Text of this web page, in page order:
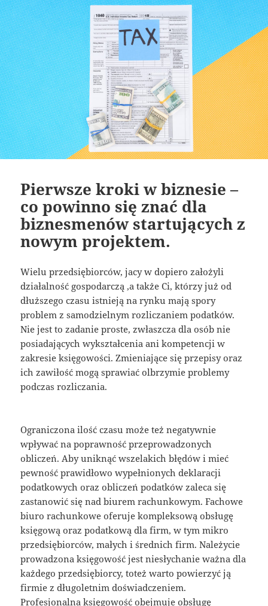
Pierwsze kroki w biznesie –
co powinno się znać dla
biznesmenów startujących z
nowym projektem.
Wielu przedsiębiorców, jacy w dopiero założyli
działalność gospodarczą ,a także Ci, którzy już od
dłuższego czasu istnieją na rynku mają spory
problem z samodzielnym rozliczaniem podatków.
Nie jest to zadanie proste, zwłaszcza dla osób nie
posiadających wykształcenia ani kompetencji w
zakresie księgowości. Zmieniające się przepisy oraz
ich zawiłość mogą sprawiać olbrzymie problemy
podczas rozliczania.
Ograniczona ilość czasu może też negatywnie
wpływać na poprawność przeprowadzonych
obliczeń. Aby uniknąć wszelakich błędów i mieć
pewność prawidłowo wypełnionych deklaracji
podatkowych oraz obliczeń podatków zaleca się
zastanowić się nad biurem rachunkowym. Fachowe
biuro rachunkowe oferuje kompleksową obsługę
księgową oraz podatkową dla firm, w tym mikro
przedsiębiorców, małych i średnich firm. Należycie
prowadzona księgowość jest niesłychanie ważna dla
każdego przedsiębiorcy, toteż warto powierzyć ją
firmie z długoletnim doświadczeniem.
Profesjonalna księgowość obejmuje obsługę